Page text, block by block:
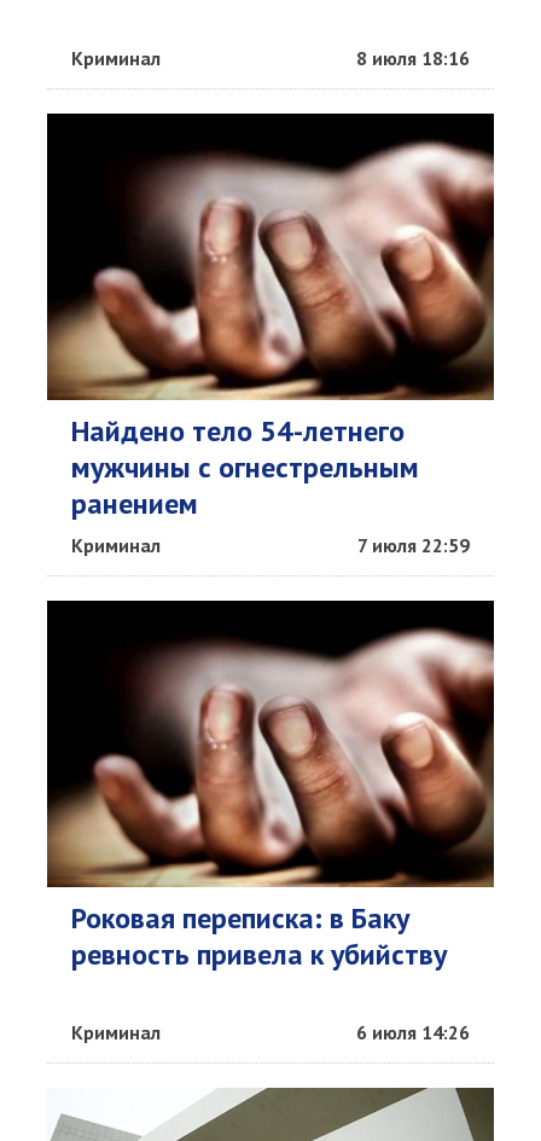
Криминал 8 июля 18:16
Найдено тело 54-летнего
мужчины с огнестрельным
ранением
Криминал 7 июля 22:59
Роковая переписка: в Баку
ревность привела к убийству
Криминал 6 июля 14:26